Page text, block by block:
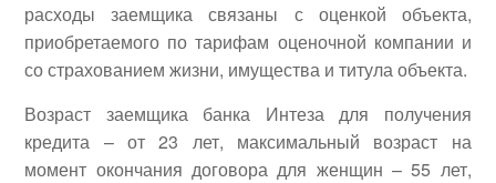
расходы заемщика связаны с оценкой объекта,
приобретаемого по тарифам оценочной компании и
со страхованием жизни, имущества и титула объекта.
Возраст заемщика банка Интеза для получения
кредита – от 23 лет, максимальный возраст на
момент окончания договора для женщин – 55 лет,